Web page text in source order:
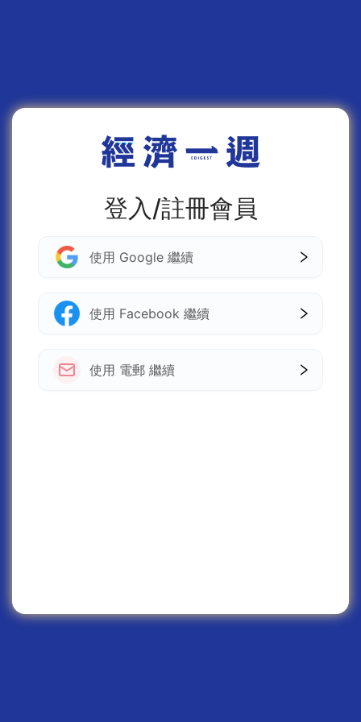
登入/註冊會員
使用 Google 繼續
使用 Facebook 繼續
使用 電郵 繼續